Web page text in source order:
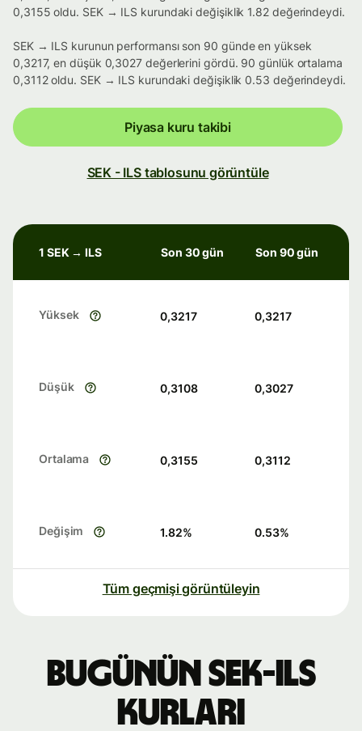
0,3155 oldu. SEK → ILS kurundaki değişiklik 1.82 değerindeydi.
SEK → ILS kurunun performansı son 90 günde en yüksek
0,3217, en düşük 0,3027 değerlerini gördü. 90 günlük ortalama
0,3112 oldu. SEK → ILS kurundaki değişiklik 0.53 değerindeydi.
Piyasa kuru takibi
SEK - ILS tablosunu görüntüle
1 SEK → ILS Son 30 gün Son 90 gün
Yüksek 0,3217 0,3217
Düşük 0,3108 0,3027
Ortalama 0,3155 0,3112
Değişim 1.82% 0.53%
Tüm geçmişi görüntüleyin
Bugünün SEK-ILS
kurları